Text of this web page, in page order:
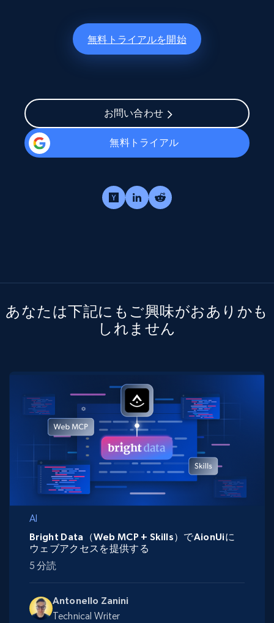
無料トライアルを開始
お問い合わせ
無料トライアル
あなたは下記にもご興味がおありかも
しれません
AI
Antonello Zanini
Technical Writer
Bright Data（Web MCP + Skills）でAionUiに
ウェブアクセスを提供する
5 分読